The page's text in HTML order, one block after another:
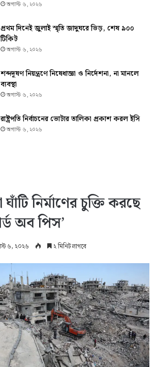
অগাস্ট ৬, ২০২৬
প্রথম দিনেই জুলাই স্মৃতি জাদুঘরে ভিড়, শেষ ৯০০
টিকিট
অগাস্ট ৬, ২০২৬
শব্দদূষণ নিয়ন্ত্রণে নিষেধাজ্ঞা ও নির্দেশনা, না মানলে
ব্যবস্থা
অগাস্ট ৬, ২০২৬
রাষ্ট্রপতি নির্বাচনের ভোটার তালিকা প্রকাশ করল ইসি
অগাস্ট ৬, ২০২৬